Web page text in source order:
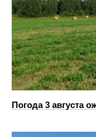
Погода 3 августа